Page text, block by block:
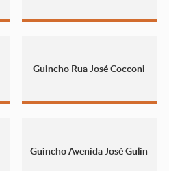
Guincho Rua José Cocconi
Guincho Avenida José Gulin